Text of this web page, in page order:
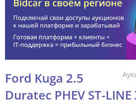
Ford Kuga 2.5
Duratec PHEV ST-LINE